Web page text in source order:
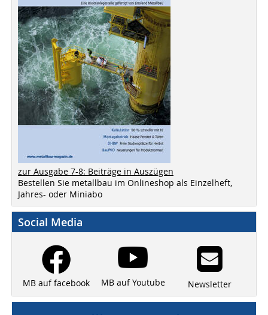
zur Ausgabe 7-8: Beiträge in Auszügen
Bestellen Sie metallbau im Onlineshop als Einzelheft,
Jahres- oder Miniabo
Social Media
MB auf facebook MB auf Youtube Newsletter